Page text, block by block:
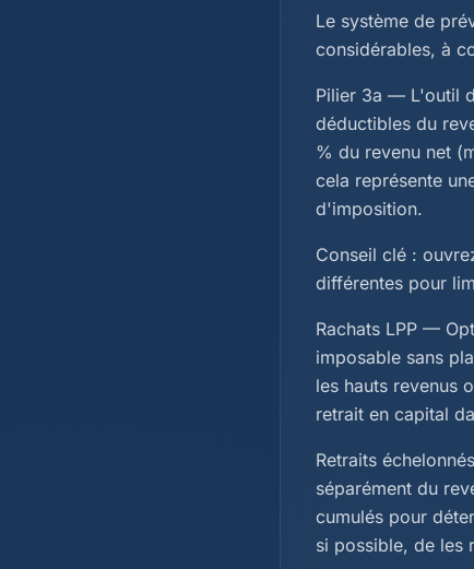
Le système de
considérables, à
Pilier 3a — L'outil
déductibles du
% du revenu net
cela représente
d'imposition.
Conseil clé :
différentes pour
Rachats LPP —
imposable sans
les hauts revenus
retrait en capital
Retraits
séparément du
cumulés pour
si possible, de les